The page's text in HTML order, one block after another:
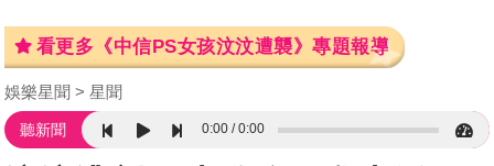
看更多《中信PS女孩汶汶遭襲》專題報導
娛樂星聞 星聞
聽新聞 0:00 0:00